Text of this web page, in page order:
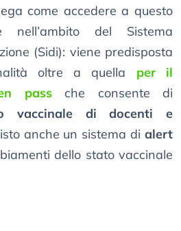
come accedere a questo
nell’ambito del Sistema
(Sidi): viene predisposta
oltre a quella per il
passche consente di
vaccinale di docenti e
anche un sistema dialert
dello stato vaccinale